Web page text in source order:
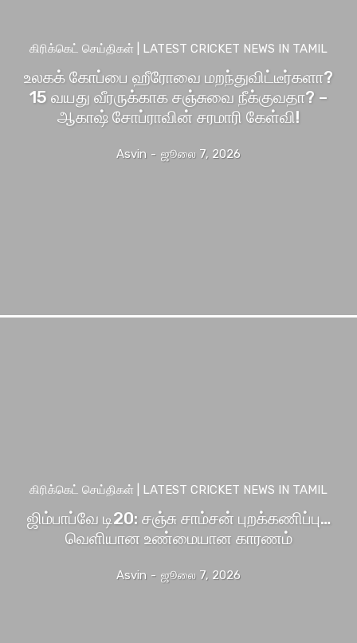
கிரிக்கெட் செய்திகள் | LATEST CRICKET NEWS IN TAMIL
உலகக் கோப்பை ஹீரோவை மறந்துவிட்டீர்களா?
15 வயது வீரருக்காக சஞ்சுவை நீக்குவதா? –
ஆகாஷ் சோப்ராவின் சரமாரி கேள்வி!
Asvin - ஜூலை 7, 2026
கிரிக்கெட் செய்திகள் | LATEST CRICKET NEWS IN TAMIL
ஜிம்பாப்வே டி20: சஞ்சு சாம்சன் புறக்கணிப்பு…
வெளியான உண்மையான காரணம்
Asvin - ஜூலை 7, 2026